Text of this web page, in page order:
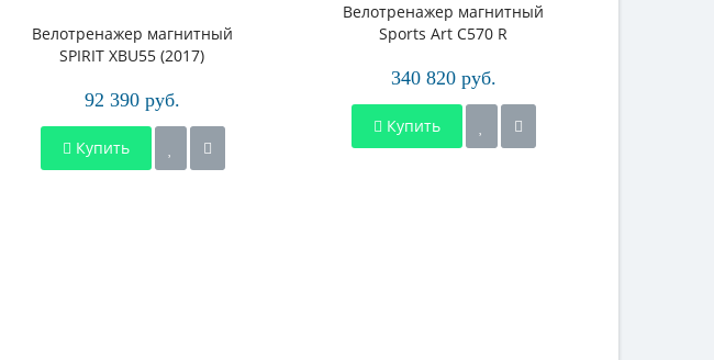
Велотренажер магнитный
SPIRIT XBU55 (2017)
92 390 руб.
Купить
Велотренажер магнитный
Sports Art C570 R
340 820 руб.
Купить